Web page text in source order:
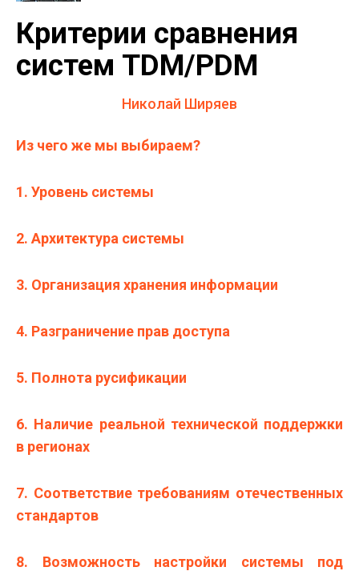
Критерии сравнения
систем TDM/PDM
Николай Ширяев
Из чего же мы выбираем?
1. Уровень системы
2. Архитектура системы
3. Организация хранения информации
4. Разграничение прав доступа
5. Полнота русификации
6. Наличие реальной технической поддержки
в регионах
7. Соответствие требованиям отечественных
стандартов
8. Возможность настройки системы под